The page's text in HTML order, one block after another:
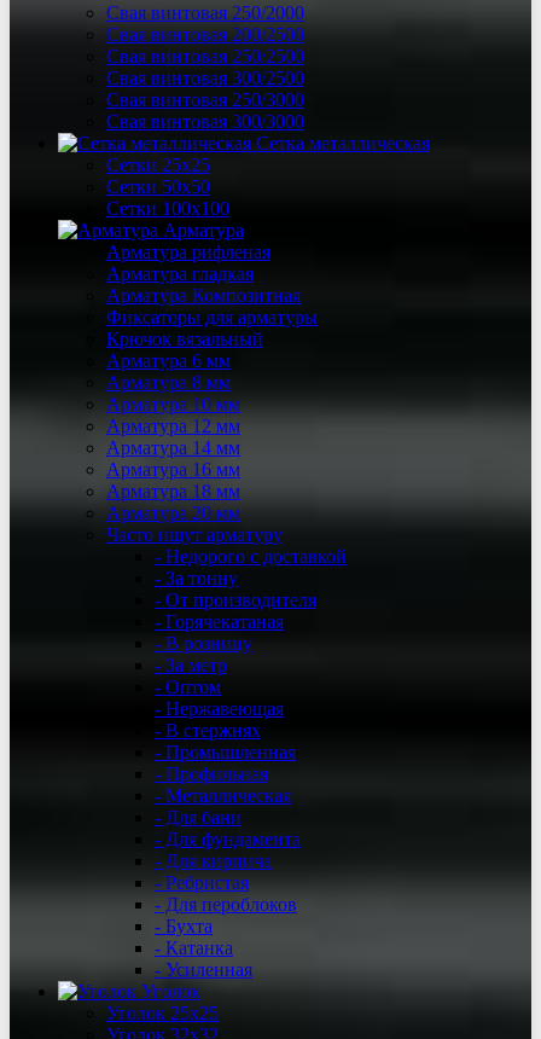
Свая винтовая 250/2000
Свая винтовая 200/2500
Свая винтовая 250/2500
Свая винтовая 300/2500
Свая винтовая 250/3000
Свая винтовая 300/3000
Сетка металлическая
Сетки 25х25
Сетки 50х50
Сетки 100х100
Арматура
Арматура рифленая
Арматура гладкая
Арматура Композитная
Фиксаторы для арматуры
Крючок вязальный
Арматура 6 мм
Арматура 8 мм
Арматура 10 мм
Арматура 12 мм
Арматура 14 мм
Арматура 16 мм
Арматура 18 мм
Арматура 20 мм
Часто ищут арматуру
- Недорого с доставкой
- За тонну
- От производителя
- Горячекатаная
- В розницу
- За метр
- Оптом
- Нержавеющая
- В стержнях
- Промышленная
- Профильная
- Металлическая
- Для бани
- Для фундамента
- Для кирпича
- Ребристая
- Для пероблоков
- Бухта
- Катанка
- Усиленная
Уголок
Уголок 25х25
Уголок 32х32